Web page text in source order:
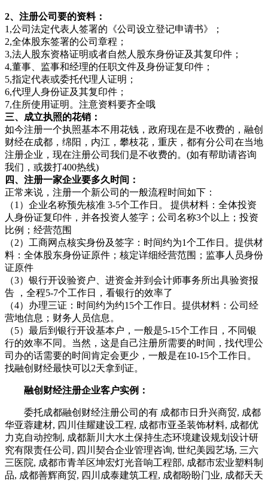
2、注册公司要的资料：
1,公司法定代表人签署的《公司设立登记申请书》；
2,全体股东签署的公司章程；
3,法人股东资格证明或者自然人股东身份证及其复印件；
4,董事、监事和经理的任职文件及身份证复印件；
5,指定代表或委托代理人证明；
6,代理人身份证及其复印件；
7,住所使用证明。注意资料要齐全哦
三、成立执照的花销：
如今注册一个执照基本不用花钱，政府现在是不收费的，融创
财经在成都，绵阳，内江，攀枝花，重庆，都有分公司在当地
注册企业，现在注册公司我们是不收费的。(如有帮助请咨询
我们，或拨打400热线)
四、注册一家企业要多久时间：
正常来说，注册一个新公司的一般流程时间如下：
（1）企业名称预先核准 3-5个工作日。 提供材料：全体投资
人身份证复印件，并各投资人签字；公司名称3个以上；投资
比例；经营范围
（2）工商网点核实身份及签字：时间约为1个工作日。提供材
料：全体股东身份证原件；核定详细经营范围；监事人员身份
证原件
（3）银行开设验资户、进资金并到会计师事务所出具验资报
告 ，全程5-7个工作日，看银行的效率了
（4）办理三证：时间约为约15个工作日。提供材料：公司经
营地信息；财务人员信息。
（5）最后到银行开设基本户，一般是5-15个工作日，不同银
行的效率不同。当然，这是自己注册所需要的时间，找代理公
司办的话需要的时间肯定会更少，一般是在10-15个工作日。
找融创财经最快可以2天拿到证。
融创财经注册企业客户实例：
委托成都融创财经注册公司的有 成都市日升兴商贸, 成都
华亚蓉建材, 四川佳耀建设工程, 成都市亚圣装饰材料, 成都优
力克自动控制, 成都新川大水土保持生态环境建设规划设计研
究有限责任公司, 四川契合企业管理咨询, 世纪美园艺场, 三六
三医院, 成都市青羊区坤宏灯光音响工程部, 成都市宏业塑料制
品, 成都善辉商贸, 四川成泰建筑工程, 成都盼盼门业, 成都天天